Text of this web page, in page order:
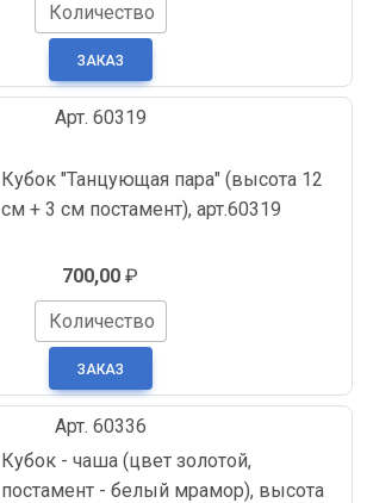
Количество
Арт. 60319
Кубок "Танцующая пара" (высота 12
см + 3 см постамент), арт.60319
700,00 ₽
Количество
Арт. 60336
Кубок - чаша (цвет золотой,
постамент - белый мрамор), высота